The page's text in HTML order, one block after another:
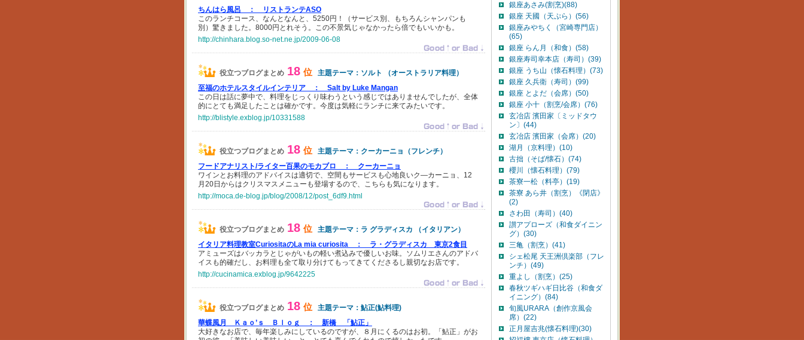
ちんはら風呂 ：
リストランテASO
このランチコース、なんとなんと、5250円！（サービス別、もちろんシャンパンも
別）驚きました。8000円とれそう。この不景気じゃなかったら倍でもいいかも。
http://chinhara.blog.so-net.ne.jp/2009-06-08
役立つブログまとめ 18 位
主題テーマ：ソルト （オーストラリア料理）
至福のホテルスタイルインテリア ：
Salt by Luke Mangan
この日は話に夢中で、料理をじっくり味わうという感じではありませんでしたが、全体
的にとても満足したことは確かです。今度は気軽にランチに来てみたいです。
http://blistyle.exblog.jp/10331588
役立つブログまとめ 18 位
主題テーマ：クーカーニョ（フレンチ）
フードアナリスト/ライター百果のモカブロ ：
クーカーニョ
ワインとお料理のアドバイスは適切で、空間もサービスも心地良いク―カーニョ、12
月20日からはクリスマスメニューも登場するので、こちらも気になります。
http://moca.de-blog.jp/blog/2008/12/post_6df9.html
役立つブログまとめ 18 位
主題テーマ：ラ グラディスカ （イタリアン）
イタリア料理教室CuriositaのLa mia curiosita ：
ラ・グラディスカ 東京2食目
アミューズはバッカラとじゃがいもの軽い煮込みで優しいお味。ソムリエさんのアドバ
イスも的確だし、お料理も全て取り分けてもってきてくださるし親切なお店です。
http://cucinamica.exblog.jp/9642225
役立つブログまとめ 18 位
主題テーマ：鮎正(鮎料理)
華蝶風月 Ｋａｏ’ｓ Ｂｌｏｇ ：
新橋 「鮎正」
大好きなお店で、毎年楽しみにしているのですが、８月にくるのはお初。「鮎正」がお
銀座あさみ(割烹)(88)
銀座 天國（天ぷら）(56)
銀座みやちく（宮崎専門店）
(65)
銀座 らん月（和食）(58)
銀座寿司幸本店（寿司）(39)
銀座 うち山（懐石料理）(73)
銀座 久兵衛（寿司）(99)
銀座 とよだ（会席）(50)
銀座 小十（割烹/会席）(76)
玄冶店 濱田家〔ミッドタウ
ン〕(44)
玄冶店 濱田家（会席）(20)
湖月（京料理）(10)
古拙（そば/懐石）(74)
櫻川（懐石料理）(79)
茶寮一松（料亭）(19)
茶寮 あら井（割烹）《閉店》
(2)
さわ田（寿司）(40)
讃アプローズ（和食ダイニン
グ）(30)
三亀（割烹）(41)
シェ松尾 天王洲倶楽部（フレ
ンチ）(49)
重よし（割烹）(25)
春秋ツギハギ日比谷（和食ダ
イニング）(84)
旬風URARA（創作京風会
席）(22)
正月屋吉兆(懐石料理)(30)